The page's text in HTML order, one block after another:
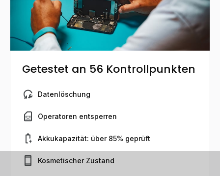
Getestet an 56 Kontrollpunkten
Datenlöschung
Operatoren entsperren
Akkukapazität: über 85% geprüft
Kosmetischer Zustand